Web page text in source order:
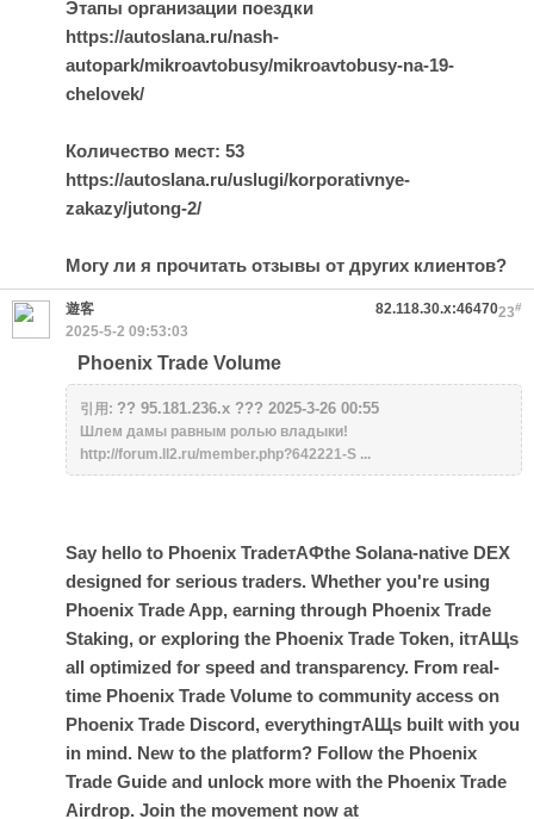
Этапы организации поездки
https://autoslana.ru/nash-
autopark/mikroavtobusy/mikroavtobusy-na-19-
chelovek/
Количество мест: 53
https://autoslana.ru/uslugi/korporativnye-
zakazy/jutong-2/
Могу ли я прочитать отзывы от других клиентов?
23#
遊客
82.118.30.x:46470
2025-5-2 09:53:03
Phoenix Trade Volume
引用: ?? 95.181.236.x ??? 2025-3-26 00:55
Шлем дамы равным ролью владыки!
http://forum.ll2.ru/member.php?642221-S ...
Say hello to Phoenix TradeтАФthe Solana-native DEX
designed for serious traders. Whether you're using
Phoenix Trade App, earning through Phoenix Trade
Staking, or exploring the Phoenix Trade Token, itтАЩs
all optimized for speed and transparency. From real-
time Phoenix Trade Volume to community access on
Phoenix Trade Discord, everythingтАЩs built with you
in mind. New to the platform? Follow the Phoenix
Trade Guide and unlock more with the Phoenix Trade
Airdrop. Join the movement now at